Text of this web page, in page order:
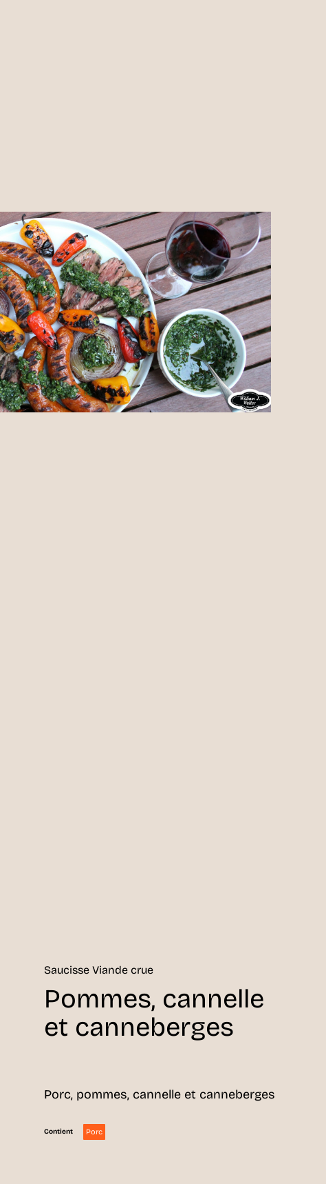
Saucisse Viande crue
Pommes, cannelle
et canneberges
Porc, pommes, cannelle et canneberges
Contient Porc